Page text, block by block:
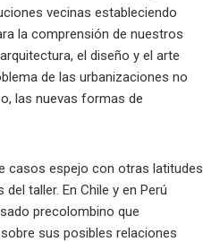
vecinas estableciendo
la comprensión de nuestros
el diseño y el arte
de las urbanizaciones no
las nuevas formas de
casos espejo con otras latitudes
taller. En Chile y en Perú
precolombino que
sus posibles relaciones